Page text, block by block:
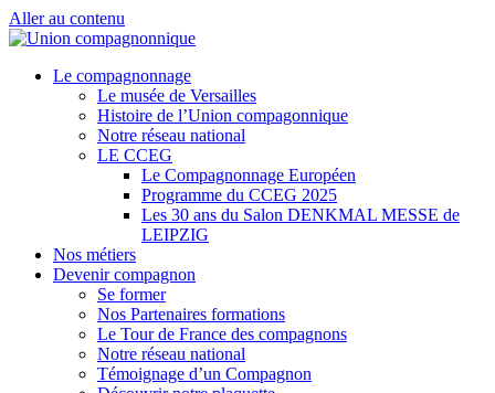
Aller au contenu
Le compagnonnage
Le musée de Versailles
Histoire de l’Union compagonnique
Notre réseau national
LE CCEG
Le Compagnonnage Européen
Programme du CCEG 2025
Les 30 ans du Salon DENKMAL MESSE de
LEIPZIG
Nos métiers
Devenir compagnon
Se former
Nos Partenaires formations
Le Tour de France des compagnons
Notre réseau national
Témoignage d’un Compagnon